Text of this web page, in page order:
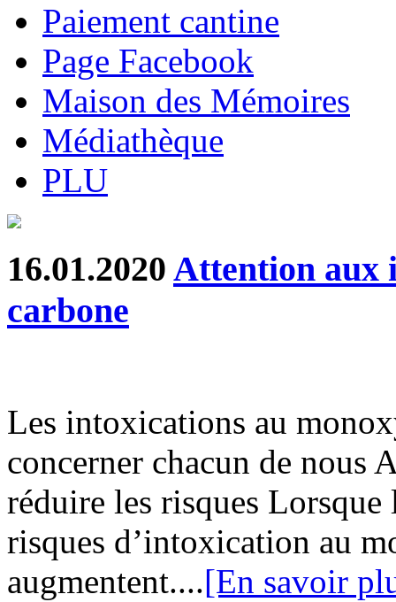
Paiement cantine
Page Facebook
Maison des Mémoires
Médiathèque
PLU
16.01.2020 Attention aux
carbone
Les intoxications au
concerner chacun de nous
réduire les risques Lorsque
risques d’intoxication au
augmentent....[En savoir